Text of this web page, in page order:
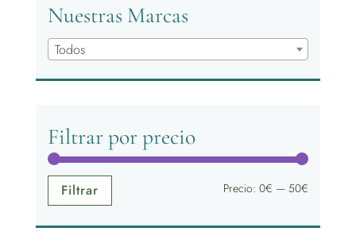
hasta
44,90€
Nuestras Marcas
Todos
Filtrar por precio
Filtrar Precio:0€ —50€